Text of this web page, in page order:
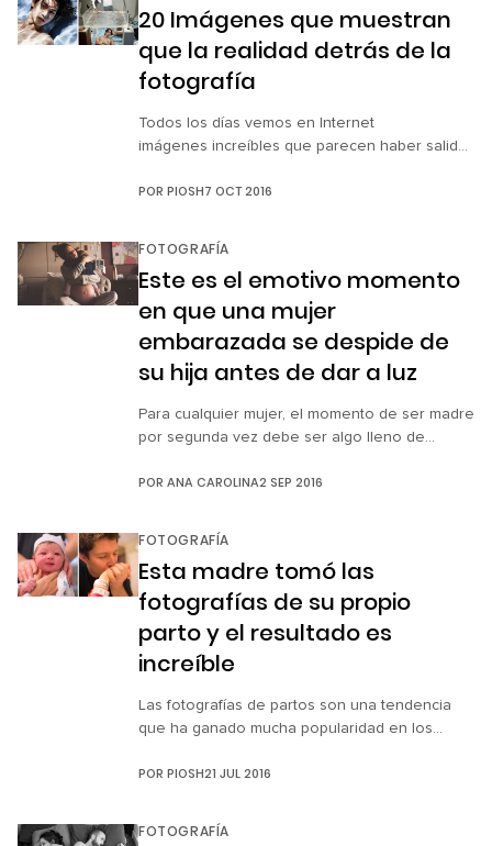
el […]
20 Imágenes que muestran
que la realidad detrás de la
fotografía
Todos los días vemos en Internet
imágenes increíbles que parecen haber salido
perfección nos hace soñar. Y es que detrás de
proceso de preparación en el que nada se
con la manipulación […]
POR PIOSH7 OCT 2016
FOTOGRAFÍA
Este es el emotivo momento
en que una mujer
embarazada se despide de
su hija antes de dar a luz
Para cualquier mujer, el momento de ser madre
por segunda vez debe ser algo lleno de
fotógrafa estadounidense Laura Paulescu
entre una madre a punto de dar a luz a su
abraza sobre su […]
POR ANA CAROLINA2 SEP 2016
FOTOGRAFÍA
Esta madre tomó las
fotografías de su propio
parto y el resultado es
increíble
Las fotografías de partos son una tendencia
que ha ganado mucha popularidad en los
asombroso atestiguar el momento preciso en
Robinson no hay mejor forma de explicar el
POR PIOSH21 JUL 2016
FOTOGRAFÍA